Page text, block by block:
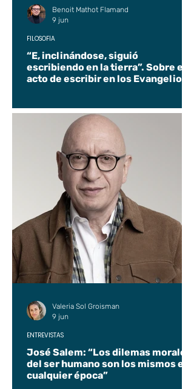
“E, inclinándose, siguió
escribiendo en la tierra”. Sobre el
acto de escribir en los Evangelios.
FILOSOFÍA
Benoit Mathot Flamand
9 jun
José Salem: “Los dilemas morales
del ser humano son los mismos en
cualquier época”
ENTREVISTAS
Valeria Sol Groisman
9 jun